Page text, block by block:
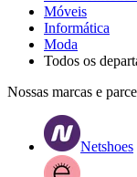
Móveis
Informática
Moda
Todos os
Nossas marcas e
Netshoes